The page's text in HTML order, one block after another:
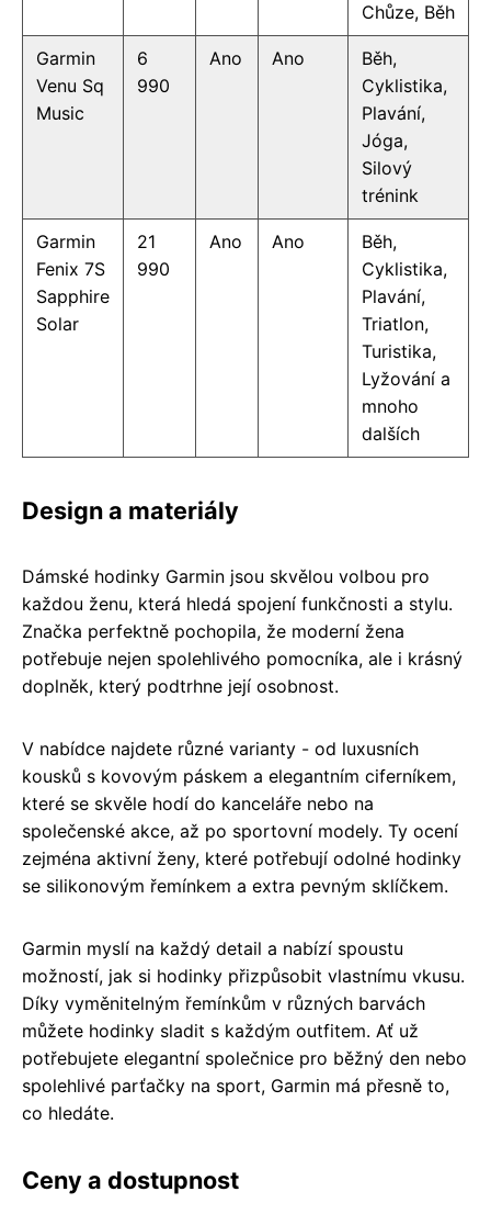
Chůze, Běh
Garmin
Venu Sq
Music
6
990
Ano Ano
Běh,
Cyklistika,
Plavání,
Jóga,
Silový
trénink
Garmin
Fenix 7S
Sapphire
Solar
21
990
Ano Ano
Běh,
Cyklistika,
Plavání,
Triatlon,
Turistika,
Lyžování a
mnoho
dalších
Design a materiály
Dámské hodinky Garmin jsou skvělou volbou pro
každou ženu, která hledá spojení funkčnosti a stylu.
Značka perfektně pochopila, že moderní žena
potřebuje nejen spolehlivého pomocníka, ale i krásný
doplněk, který podtrhne její osobnost.
V nabídce najdete různé varianty - od luxusních
kousků s kovovým páskem a elegantním ciferníkem,
které se skvěle hodí do kanceláře nebo na
společenské akce, až po sportovní modely. Ty ocení
zejména aktivní ženy, které potřebují odolné hodinky
se silikonovým řemínkem a extra pevným sklíčkem.
Garmin myslí na každý detail a nabízí spoustu
možností, jak si hodinky přizpůsobit vlastnímu vkusu.
Díky vyměnitelným řemínkům v různých barvách
můžete hodinky sladit s každým outfitem. Ať už
potřebujete elegantní společnice pro běžný den nebo
spolehlivé parťačky na sport, Garmin má přesně to,
co hledáte.
Ceny a dostupnost